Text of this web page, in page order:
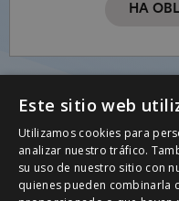
HA
Este sitio web
Utilizamos cookies para
analizar nuestro tráfico.
su uso de nuestro sitio con
quienes pueden combinarla